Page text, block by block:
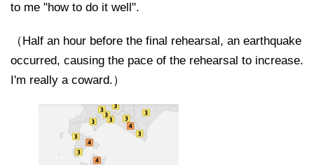
to me "how to do it well".
（Half an hour before the final rehearsal, an earthquake
occurred, causing the pace of the rehearsal to increase.
I'm really a coward.）